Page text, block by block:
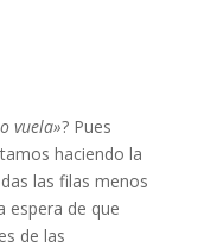
vuela»? Pues
haciendo la
las filas menos
espera de que
de las